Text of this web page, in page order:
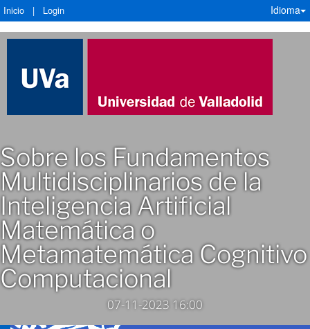
Inicio | Login Idioma
Sobre los Fundamentos
Multidisciplinarios de la
Inteligencia Artificial
Matemática o
Metamatemática Cognitivo
Computacional
07-11-2023 16:00